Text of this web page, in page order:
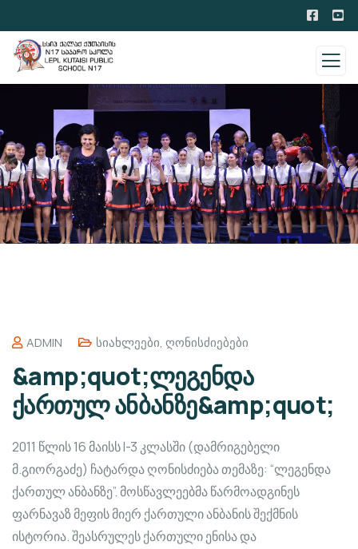
ADMIN Სიახლეები, Ღონისძიებები
&amp;quot;ლეგენდა
ქართულ ანბანზე&amp;quot;
2011 წლის 16 მაისს I-3 კლასში (დამრიგებელი
მ.გიორგაძე) ჩატარდა ღონისძიება თემაზე: “ლეგენდა
ქართულ ანბანზე”. მოსწავლეებმა წარმოადგინეს
ფარნავაზ მეფის მიერ ქართული ანბანის შექმნის
ისტორია. შეასრულეს ქართული ენისა და